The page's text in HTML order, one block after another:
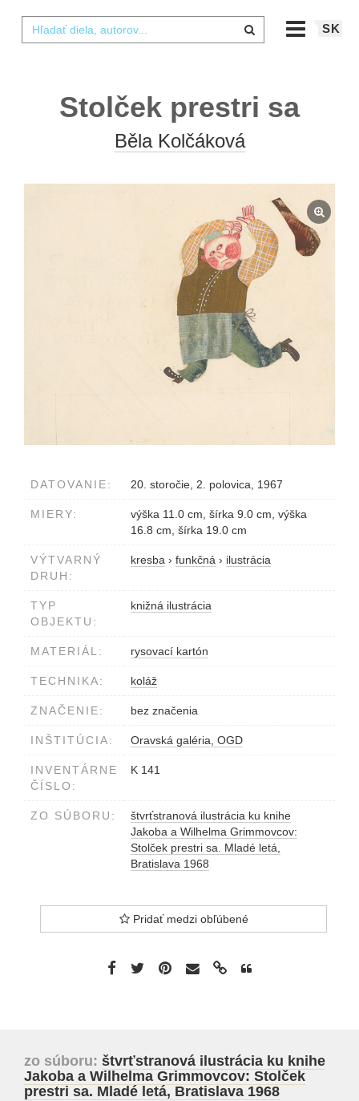
SK
Stolček prestri sa
Běla Kolčáková
DATOVANIE: 20. storočie, 2. polovica, 1967
MIERY:
výška 11.0 cm, šírka 9.0 cm, výška
16.8 cm, šírka 19.0 cm
VÝTVARNÝ
DRUH:
kresba › funkčná › ilustrácia
TYP
OBJEKTU:
knižná ilustrácia
MATERIÁL: rysovací kartón
TECHNIKA: koláž
ZNAČENIE: bez značenia
INŠTITÚCIA: Oravská galéria, OGD
INVENTÁRNE
ČÍSLO:
K 141
ZO SÚBORU:
štvrťstranová ilustrácia ku knihe
Jakoba a Wilhelma Grimmovcov:
Stolček prestri sa. Mladé letá,
Bratislava 1968
Pridať medzi obľúbené
zo súboru: štvrťstranová ilustrácia ku knihe
Jakoba a Wilhelma Grimmovcov: Stolček
prestri sa. Mladé letá, Bratislava 1968